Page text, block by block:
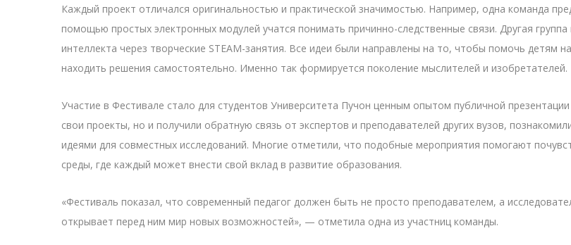
Каждый проект отличался оригинальностью и практической значимостью. Например, одна команда
помощью простых электронных модулей учатся понимать причинно-следственные связи. Другая
интеллекта через творческие STEAM-занятия. Все идеи были направлены на то, чтобы помочь детям
находить решения самостоятельно. Именно так формируется поколение мыслителей и изобретателей.
Участие в Фестивале стало для студентов Университета Пучон ценным опытом публичной
свои проекты, но и получили обратную связь от экспертов и преподавателей других вузов,
идеями для совместных исследований. Многие отметили, что подобные мероприятия помогают
среды, где каждый может внести свой вклад в развитие образования.
«Фестиваль показал, что современный педагог должен быть не просто преподавателем, а
открывает перед ним мир новых возможностей», — отметила одна из участниц команды.